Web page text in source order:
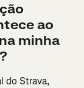
ao
minha
do Strava,